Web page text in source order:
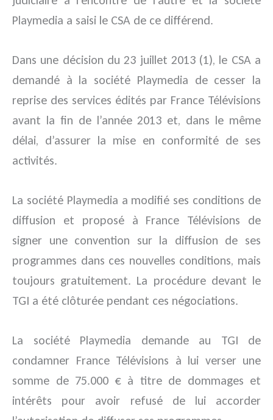
Playmedia a saisi le CSA de ce différend.
Dans une décision du 23 juillet 2013 (1), le CSA a
demandé à la société Playmedia de cesser la
reprise des services édités par France Télévisions
avant la fin de l’année 2013 et, dans le même
délai, d’assurer la mise en conformité de ses
activités.
La société Playmedia a modifié ses conditions de
diffusion et proposé à France Télévisions de
signer une convention sur la diffusion de ses
programmes dans ces nouvelles conditions, mais
toujours gratuitement. La procédure devant le
TGI a été clôturée pendant ces négociations.
La société Playmedia demande au TGI de
condamner France Télévisions à lui verser une
somme de 75.000 € à titre de dommages et
intérêts pour avoir refusé de lui accorder